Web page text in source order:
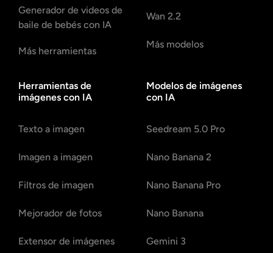
Generador de videos de
baile de bebés con IA
Más herramientas
Wan 2.2
Más modelos
Herramientas de
imágenes con IA
Texto a imagen
Imagen a imagen
Filtros de imagen
Mejorador de fotos
Extensor de imágenes
Modelos de imágenes
con IA
Seedream 5.0 Pro
Nano Banana 2
Nano Banana Pro
Nano Banana
Gemini 3